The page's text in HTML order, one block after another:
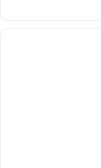
و
في مصر كما نسعى دائما